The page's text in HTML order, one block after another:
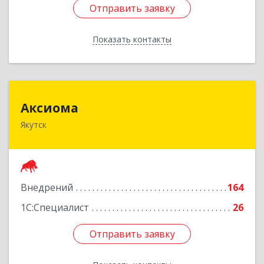
Отправить заявку
Показать контакты
Отправить заявку
Назад
Аксиома
Якутск
Внедрений
164
1С:Специалист
26
Отправить заявку
677000, Саха /Якутия/ Респ, Якутск г, Чиряева
Отправить заявку